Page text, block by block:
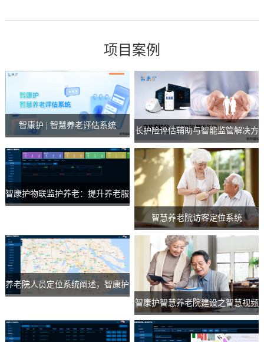
项目案例
智康护 | 智慧养老评估系统
长护险评估辅助与智能监管解决方
案
智康护物联监护养老：提升养老服
智慧养老院访客定位系统
养老院人员定位系统阐述，智康护
智康护智慧养老院建设之智慧视频
联动解决方案